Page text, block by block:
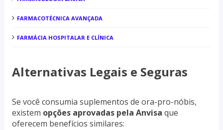
FARMACOTÉCNICA AVANÇADA
FARMÁCIA HOSPITALAR E CLÍNICA
Alternativas Legais e Seguras
Se você consumia suplementos de ora-pro-nóbis,
existem opções aprovadas pela Anvisa que
oferecem benefícios similares: